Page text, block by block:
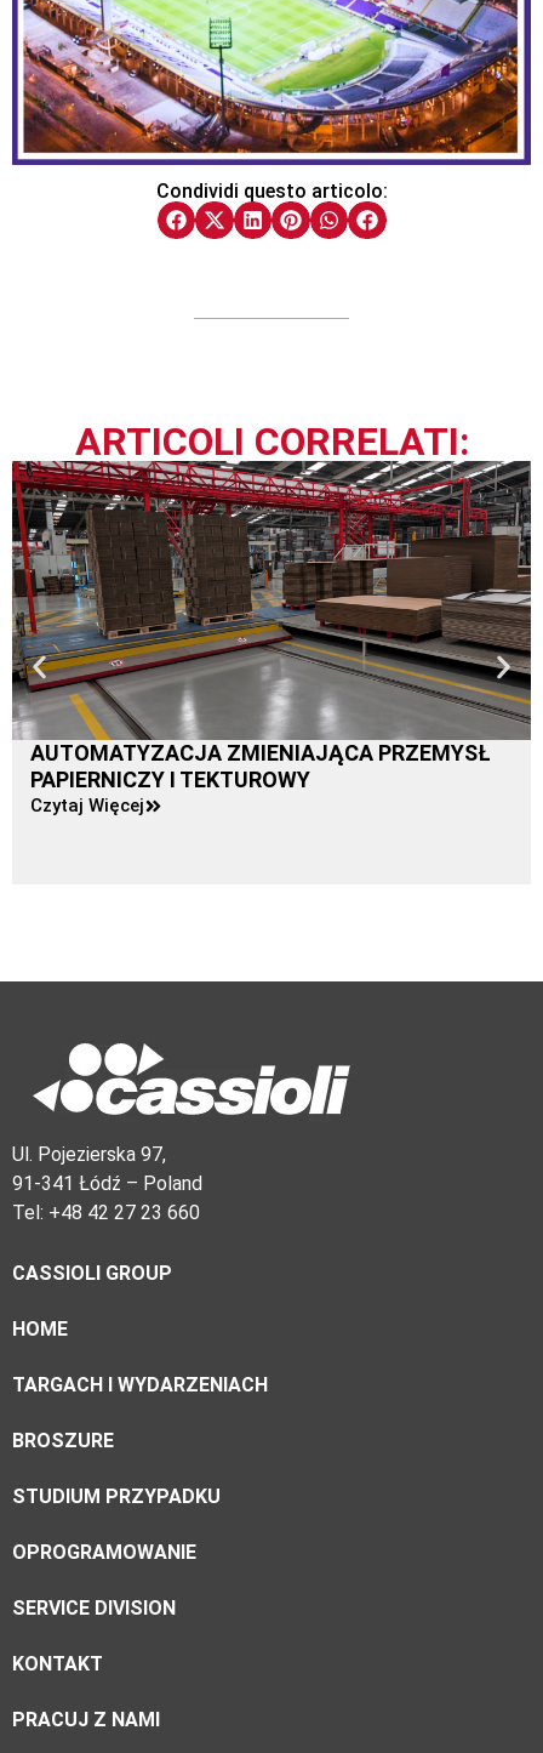
Condividi questo articolo:
ARTICOLI CORRELATI:
AUTOMATYZACJA ZMIENIAJĄCA PRZEMYSŁ
PAPIERNICZY I TEKTUROWY
Czytaj Więcej
Ul. Pojezierska 97,
91-341 Łódź – Poland
Tel: +48 42 27 23 660
CASSIOLI GROUP
HOME
TARGACH I WYDARZENIACH
BROSZURE
STUDIUM PRZYPADKU
OPROGRAMOWANIE
SERVICE DIVISION
KONTAKT
PRACUJ Z NAMI